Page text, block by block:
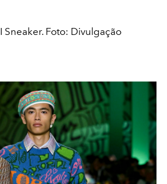
Sneaker. Foto: Divulgação